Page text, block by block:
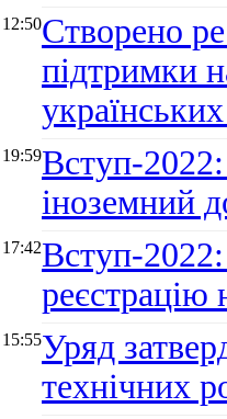
Створено
підтримки
Вступ-
іноземний
Вступ-
Уряд
технічних